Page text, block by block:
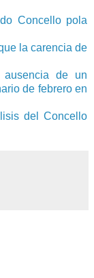
Concello pola
la carencia de
de un
de febrero en
del Concello